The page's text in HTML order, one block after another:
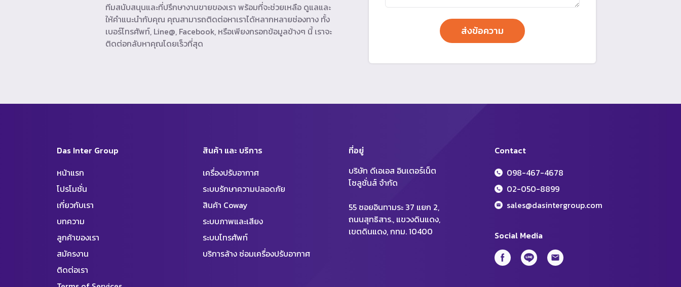
ทีมสนับสนุนและที่ปรึกษางานขายของเรา พร้อมที่จะช่วยเหลือ ดูแลและ
ให้คำแนะนำกับคุณ คุณสามารถติดต่อหาเราได้หลากหลายช่องทาง ทั้ง
เบอร์โทรศัพท์, Line@, Facebook, หรือเพียงกรอกข้อมูลข้างๆ นี้ เราจะ
ติดต่อกลับหาคุณโดยเร็วที่สุด
Das Inter Group
หน้าแรก
โปรโมชั่น
เกี่ยวกับเรา
บทความ
ลูกค้าของเรา
สมัครงาน
ติดต่อเรา
สินค้า และ บริการ
เครื่องปรับอากาศ
ระบบรักษาความปลอดภัย
สินค้า Coway
ระบบภาพและเสียง
ระบบโทรศัพท์
บริการล้าง ซ่อมเครื่องปรับอากาศ
Social Media
Contact
098-467-4678
02-050-8899
sales@dasintergroup.com
ที่อยู่
บริษัท ดีเอเอส อินเตอร์เน็ต
โซลูชั่นส์ จำกัด
55 ซอยอินทามระ 37 แยก 2,
ถนนสุทธิสาร., แขวงดินแดง,
เขตดินแดง, กทม. 10400